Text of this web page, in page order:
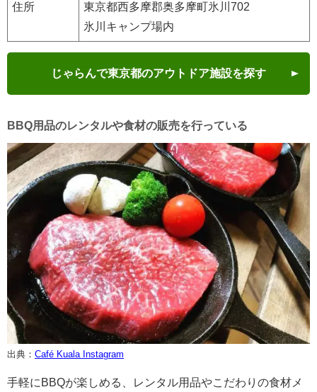
住所
東京都西多摩郡奥多摩町氷川702
氷川キャンプ場内
じゃらんで東京都のアウトドア施設を探す
BBQ用品のレンタルや食材の販売を行っている
出典： Café Kuala Instagram
手軽にBBQが楽しめる、レンタル用品やこだわりの食材メ